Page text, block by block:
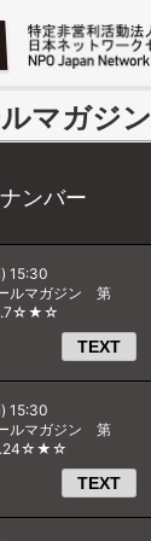
マガジン